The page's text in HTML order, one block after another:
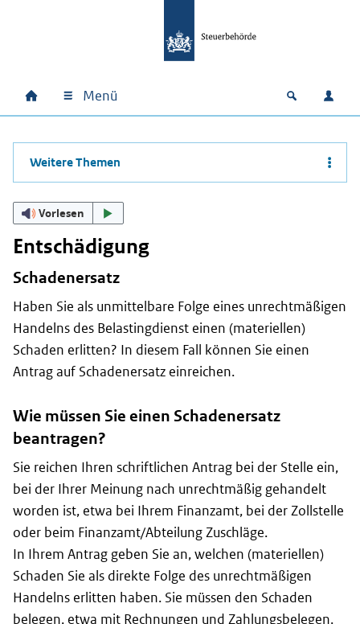
Hauptnavigation
Home Menü Open
Weitere Themen
Vorlesen
Entschädigung
Schadenersatz
Haben Sie als unmittelbare Folge eines unrechtmäßigen
Handelns des Belastingdienst einen (materiellen)
Schaden erlitten? In diesem Fall können Sie einen
Antrag auf Schadenersatz einreichen.
Wie müssen Sie einen Schadenersatz
beantragen?
Sie reichen Ihren schriftlichen Antrag bei der Stelle ein,
bei der Ihrer Meinung nach unrechtmäßig gehandelt
worden ist, etwa bei Ihrem Finanzamt, bei der Zollstelle
oder beim Finanzamt/Abteilung Zuschläge.
In Ihrem Antrag geben Sie an, welchen (materiellen)
Schaden Sie als direkte Folge des unrechtmäßigen
Handelns erlitten haben. Sie müssen den Schaden
belegen, etwa mit Rechnungen und Zahlungsbelegen.